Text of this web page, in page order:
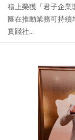
禮上榮獲「君子企
團在推動業務可持
實踐社...